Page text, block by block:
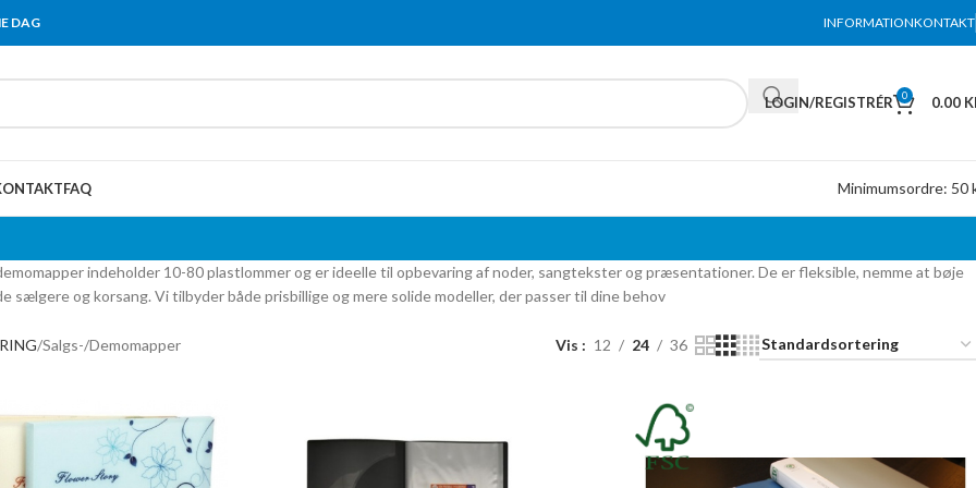
DAG INFORMATIONKONTAKT
LOGIN/REGISTRÉR 0 0.00
FAQ Minimumsordre: 50
indeholder 10-80 plastlommer og er ideelle til opbevaring af noder, sangtekster og præsentationer. De er fleksible, nemme at bøje
sælgere og korsang. Vi tilbyder både prisbillige og mere solide modeller, der passer til dine behov
Salgs-/Demomapper Vis 12 24 36